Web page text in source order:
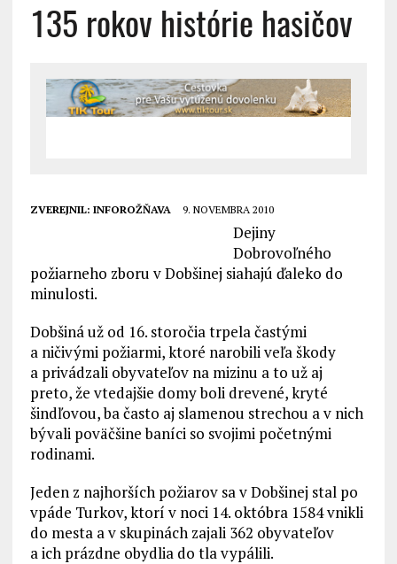
135 rokov histórie hasičov
ZVEREJNIL: INFOROŽŇAVA 9. NOVEMBRA 2010
Dejiny
Dobrovoľného
požiarneho zboru v Dobšinej siahajú ďaleko do
minulosti.
Dobšiná už od 16. storočia trpela častými
a ničivými požiarmi, ktoré narobili veľa škody
a privádzali obyvateľov na mizinu a to už aj
preto, že vtedajšie domy boli drevené, kryté
šindľovou, ba často aj slamenou strechou a v nich
bývali poväčšine baníci so svojimi početnými
rodinami.
Jeden z najhorších požiarov sa v Dobšinej stal po
vpáde Turkov, ktorí v noci 14. októbra 1584 vnikli
do mesta a v skupinách zajali 362 obyvateľov
a ich prázdne obydlia do tla vypálili.